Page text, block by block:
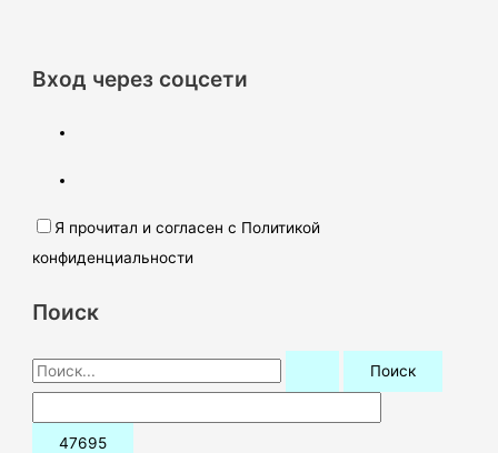
Вход через соцсети
Я прочитал и согласен с Политикой
конфиденциальности
Поиск
П
о
и